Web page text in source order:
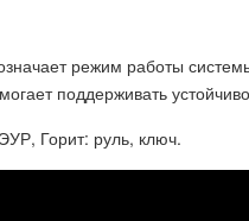
режим работы
поддерживать
Горит: руль, ключ.